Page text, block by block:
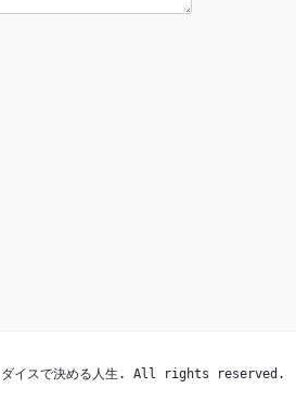
イスで決める人生. All rights reserved.